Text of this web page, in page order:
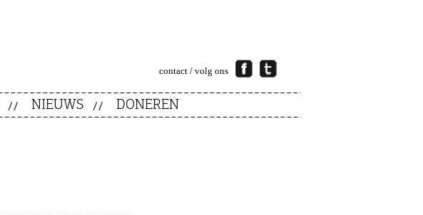
contact / volg ons
NIEUWS DONEREN